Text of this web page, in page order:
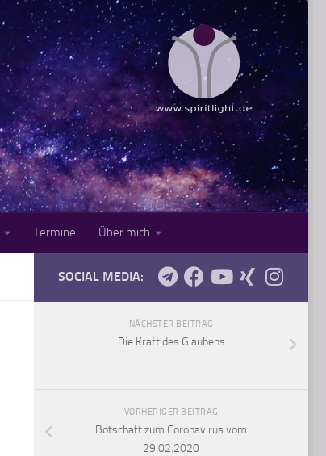
Termine Über mich
SOCIAL MEDIA:
NÄCHSTER BEITRAG
Die Kraft des Glaubens
VORHERIGER BEITRAG
Botschaft zum Coronavirus vom
29.02.2020